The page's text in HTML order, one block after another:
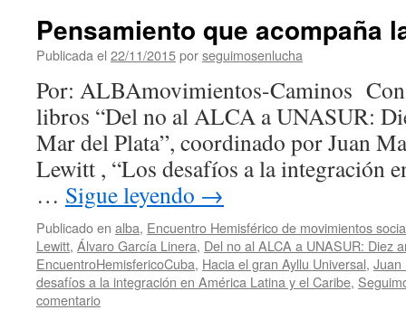
Pensamiento que acompaña
Publicada el 22/11/2015porseguimosenlucha
Por: ALBAmovimientos-Caminos Con
libros “Del no al ALCA a UNASUR:
Mar del Plata”, coordinado por Juan
Lewitt , “Los desafíos a la integración
… Sigue leyendo →
Publicado en alba, Encuentro Hemisférico de movimientos
Lewitt, Álvaro García Linera, Del no al ALCA a UNASUR: Diez
EncuentroHemisfericoCuba, Hacia el gran Ayllu Universal, Juan
desafíos a la integración en América Latina y el Caribe,
comentario